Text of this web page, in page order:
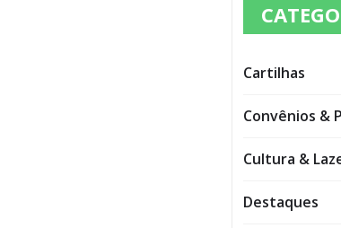
Cartilhas
Convênios &
Cultura &
Destaques